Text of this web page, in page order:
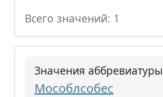
Всего значений: 1
Значения аббревиатуры
Мособлсобес